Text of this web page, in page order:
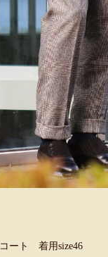
ート 着用size46